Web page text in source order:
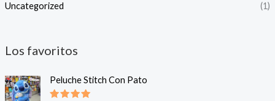
Uncategorized (1)
Los favoritos
Peluche Stitch Con Pato